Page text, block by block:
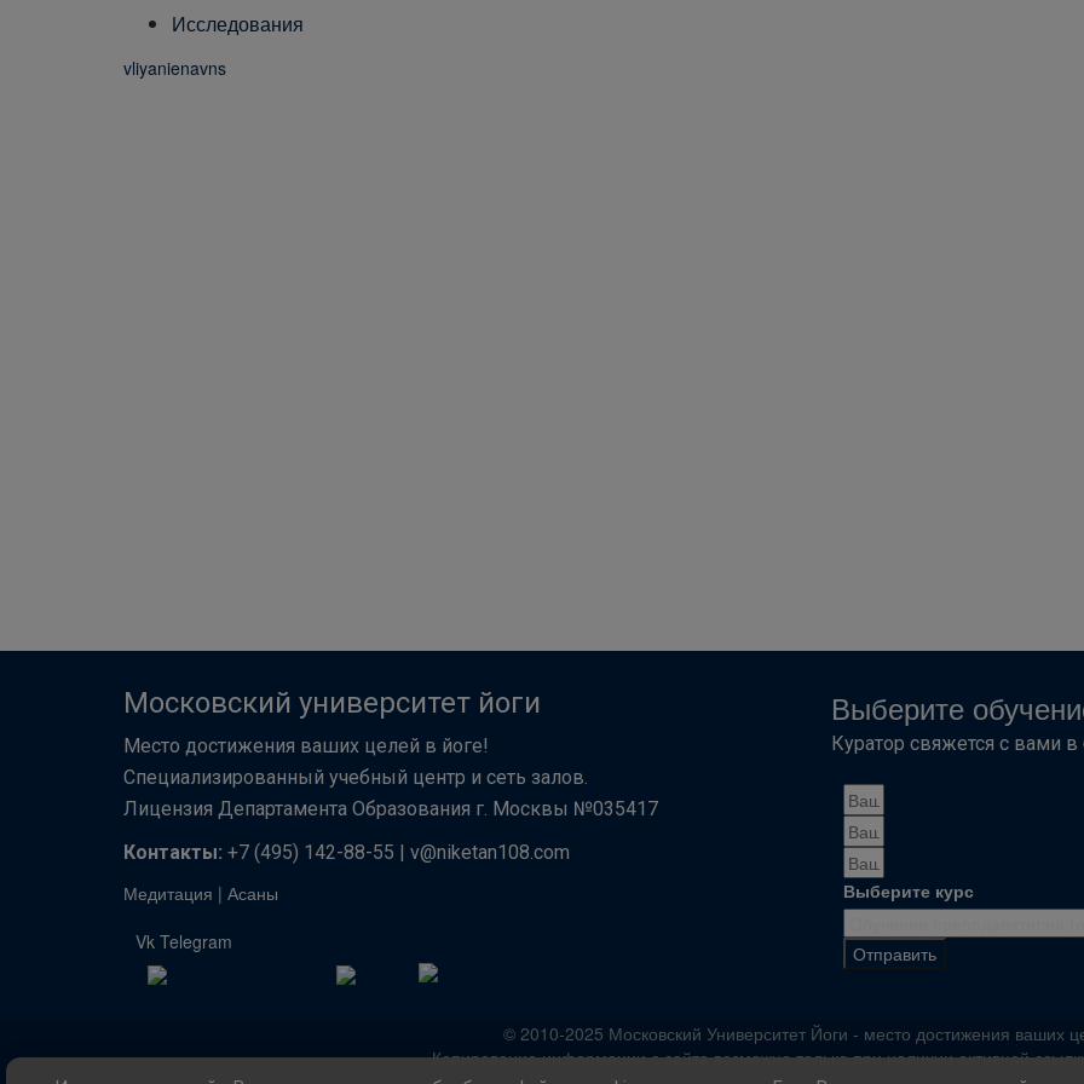
Исследования
vliyanienavns
Московский университет йоги
Место достижения ваших целей в йоге!
Специализированный учебный центр и сеть залов.
Лицензия Департамента Образования г. Москвы №035417
Контакты: +7 (495) 142-88-55 | v@niketan108.com
Медитация | Асаны
Vk Telegram
Выберите
Куратор свяжется с вами
Выберите курс
Отправить
© 2010-2025 Московский Университет Йоги - место достижения ваших
Копирование информации с сайта возможно только при наличии активной